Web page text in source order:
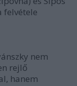
felvétele
nem
rejlő
hanem